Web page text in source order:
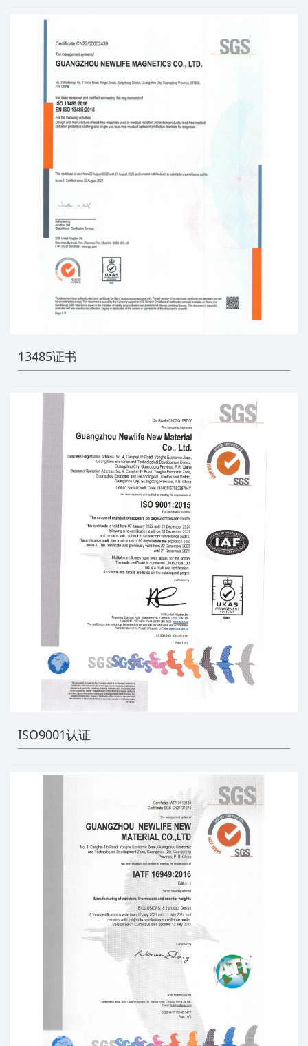
13485证书
ISO9001认证